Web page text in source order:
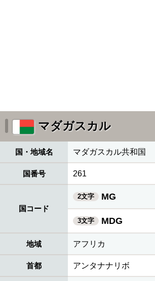
マダガスカル
国・地域名 マダガスカル共和国
国番号 261
国コード
2文字 MG
3文字 MDG
地域 アフリカ
首都 アンタナナリボ